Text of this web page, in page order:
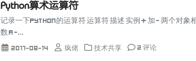
Python算术运算符
记录一下Python的运算符 运算符 描述 实例 + 加 - 两个对象
数 a -...
2017-08-14 疯佬 技术共享 2 评论